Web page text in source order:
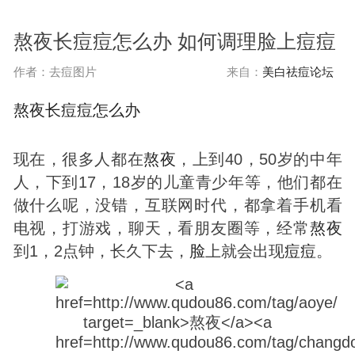
熬夜长痘痘怎么办 如何调理脸上痘痘
作者：去痘图片 来自： 美白祛痘论坛
熬夜长痘痘怎么办
现在，很多人都在熬夜 ，上到40，50岁的中年
人，下到17，18岁的儿童青少年等，他们都在
做什么呢，没错，互联网时代，都拿着手机看
电视，打游戏，聊天，看朋友圈等，经常熬夜
到1，2点钟，长久下去， 脸 上就会出现痘痘。